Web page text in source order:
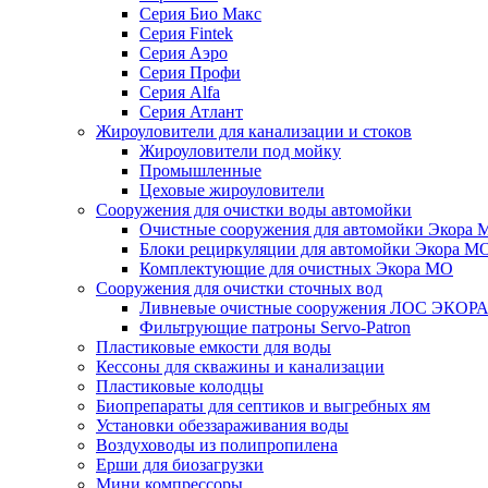
Серия Био Макс
Серия Fintek
Серия Аэро
Серия Профи
Серия Alfa
Серия Атлант
Жироуловители для канализации и стоков
Жироуловители под мойку
Промышленные
Цеховые жироуловители
Сооружения для очистки воды автомойки
Очистные сооружения для автомойки Экора
Блоки рециркуляции для автомойки Экора
Комплектующие для очистных Экора МО
Сооружения для очистки сточных вод
Ливневые очистные сооружения ЛОС ЭКОРА
Фильтрующие патроны Servo-Patron
Пластиковые емкости для воды
Кессоны для скважины и канализации
Пластиковые колодцы
Биопрепараты для септиков и выгребных ям
Установки обеззараживания воды
Воздуховоды из полипропилена
Ерши для биозагрузки
Мини компрессоры